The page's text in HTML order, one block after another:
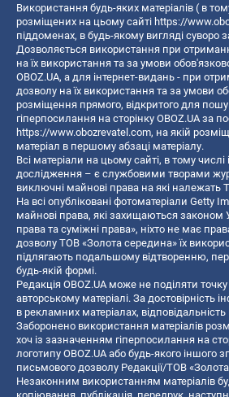
Використання будь-яких матеріалів ( в
розміщених на цьому сайті https://
піддоменах, в будь-якому вигляді суворо
Дозволяється використання при
на їх використання та за умови
OBOZ.UA, а для інтернет-видань - при
дозволу на їх використання та за умови
розміщення прямого, відкритого для
гіперпосилання на сторінку OBOZ.UA за
https://www.obozrevatel.com, на якій
матеріал в першому абзаці матеріалу.
Всі матеріали на цьому сайті, в тому числі
дослідження – є службовими творами
виключні майнові права на які належать
На всі опубліковані фотоматеріали Getty
майнові права, які захищаються законом
права та суміжні права», ніхто не має
дозволу ТОВ «Золота середина» їх
підлягають подальшому відтворенню,
будь-якій формі.
Редакція OBOZ.UA може не поділяти
авторському матеріалі. За достовірність
в рекламних матеріалах,
Заборонено використання матеріалів
хоч із зазначенням гіперпосилання на
логотипу OBOZ.UA або будь-якого іншого
письмового дозволу Редакції/ТОВ
Незаконним використанням матеріалів